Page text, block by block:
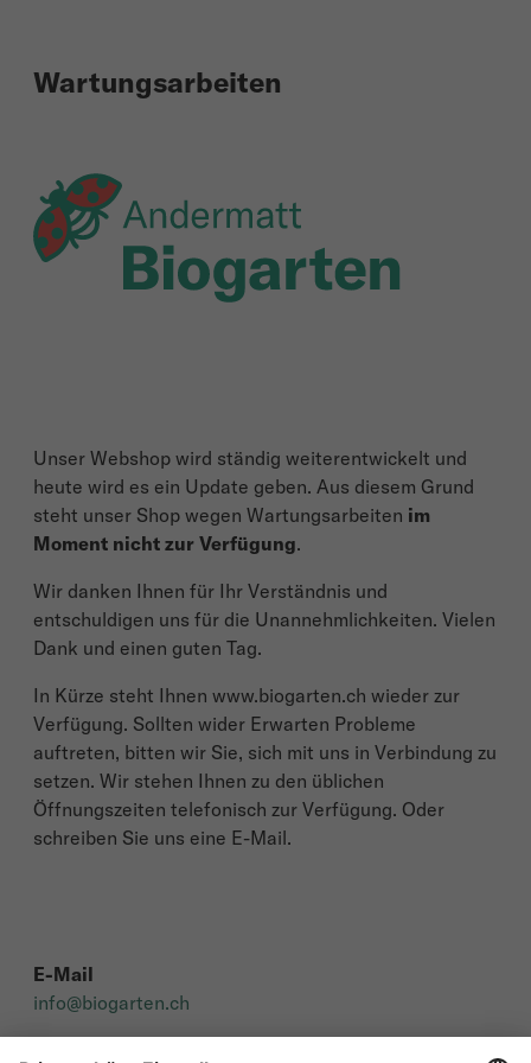
Wartungsarbeiten
Unser Webshop wird ständig weiterentwickelt und
heute wird es ein Update geben. Aus diesem Grund
steht unser Shop wegen Wartungsarbeiten im
Moment nicht zur Verfügung.
Wir danken Ihnen für Ihr Verständnis und
entschuldigen uns für die Unannehmlichkeiten. Vielen
Dank und einen guten Tag.
In Kürze steht Ihnen www.biogarten.ch wieder zur
Verfügung. Sollten wider Erwarten Probleme
auftreten, bitten wir Sie, sich mit uns in Verbindung zu
setzen. Wir stehen Ihnen zu den üblichen
Öffnungszeiten telefonisch zur Verfügung. Oder
schreiben Sie uns eine E-Mail.
E-Mail
info@biogarten.ch